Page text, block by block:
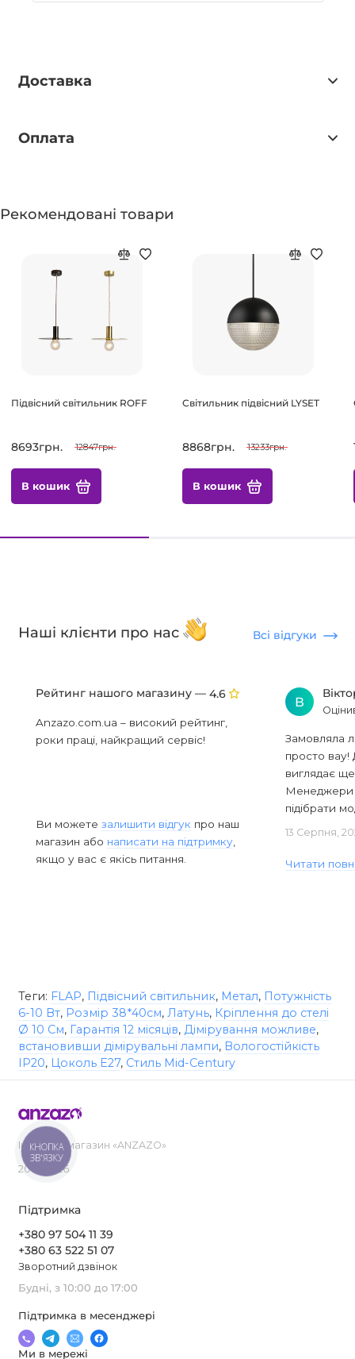
Доставка
Оплата
Рекомендовані товари
Підвісний світильник ROFF
8693грн. 12847грн.
В кошик
Світильник підвісний LYSET
8868грн. 13233грн.
В кошик
Наші клієнти про нас Всі відгуки
Рейтинг нашого магазину — 4.6
Anzazo.com.ua – високий рейтинг,
роки праці, найкращий сервіс!
Ви можете залишити відгук про наш
магазин або написати на підтримку
якщо у вас є якісь питання.
В
Замовляла
просто вау!
виглядає
Менеджери
підібрати
13 Серпня,
Читати
Теги: FLAP, Підвісний світильник, Метал, Потужність
6-10 Вт, Розмір 38*40см, Латунь, Кріплення до стелі
Ø 10 См, Гарантія 12 місяців, Дімірування можливе,
встановивши дімірувальні лампи, Вологостійкість
IP20, Цоколь E27, Стиль Mid-Century
Інтернет-магазин «ANZAZO»
2019-2026
Підтримка
+380 97 504 11 39
+380 63 522 51 07
Зворотний дзвінок
Будні, з 10:00 до 17:00
Підтримка в месенджері
Ми в мережі
КНОПКА
ЗВ'ЯЗКУ